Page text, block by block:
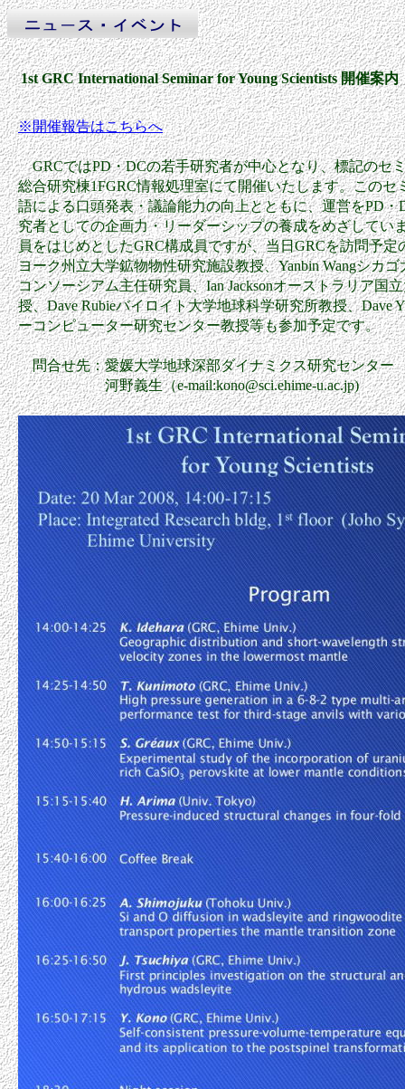
※開催報告はこちらへ
GRCではPD・DCの若手研究者が中心となり、標記のセミ
総合研究棟1FGRC情報処理室にて開催いたします。このセ
語による口頭発表・議論能力の向上とともに、運営をPD
究者としての企画力・リーダーシップの養成をめざしてい
員をはじめとしたGRC構成員ですが、当日GRCを訪問予定
ヨーク州立大学鉱物物性研究施設教授、Yanbin Wangシカ
コンソーシアム主任研究員、Ian Jacksonオーストラリア国
授、Dave Rubieバイロイト大学地球科学研究所教授、Dave
ーコンピューター研究センター教授等も参加予定です。
問合せ先：愛媛大学地球深部ダイナミクス研究センター
河野義生（e-mail:kono@sci.ehime-u.ac.jp)
1st GRC International Seminar for Young Scientists 開催案内